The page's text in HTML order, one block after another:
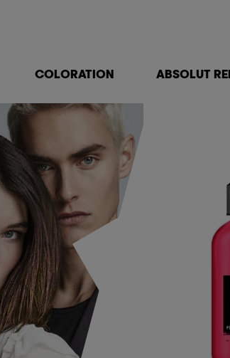
COLORATION ABSOLUT